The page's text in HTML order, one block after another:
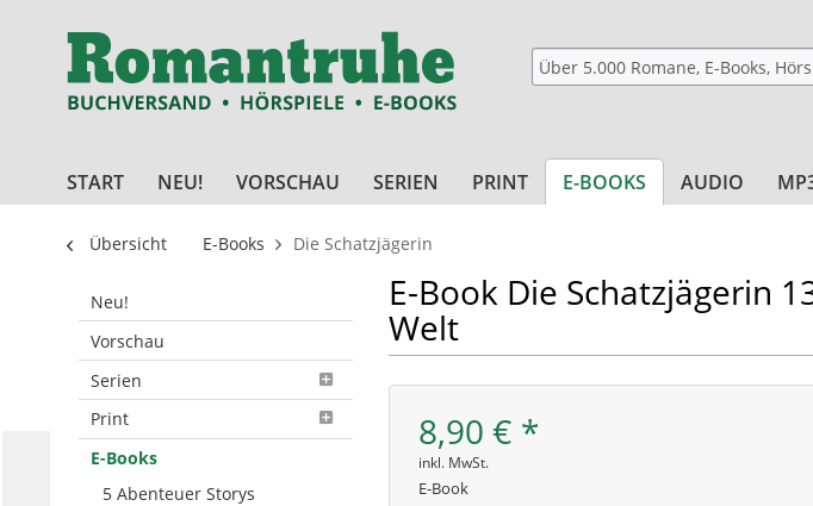
START NEU! VORSCHAU SERIEN PRINT E-BOOKS AUDIO
Übersicht E-Books Die Schatzjägerin
Neu!
Vorschau
Serien
Print
E-Books
5 Abenteuer Storys
E-Book Die Schatzjägerin
Welt
8,90 € *
inkl. MwSt.
E-Book